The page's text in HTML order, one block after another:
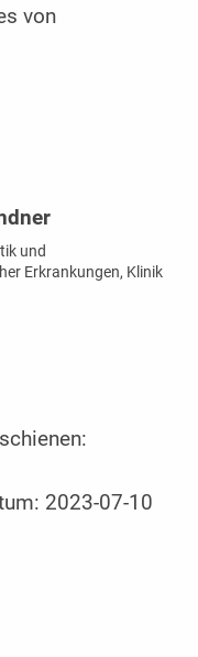
von
und
Erkrankungen, Klinik
2023-07-10